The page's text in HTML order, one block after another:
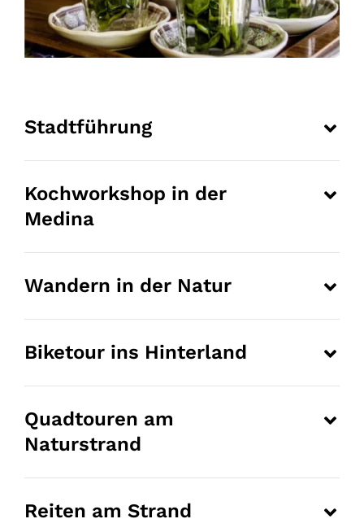
Stadtführung
Kochworkshop in der
Medina
Wandern in der Natur
Biketour ins Hinterland
Quadtouren am
Naturstrand
Reiten am Strand